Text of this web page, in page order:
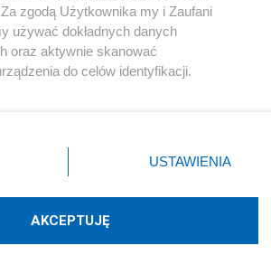
Instagram Youtube
dostarcza:W3media.pl
Za zgodą Użytkownika my i Zaufani
używać dokładnych danych
oraz aktywnie skanować
do celów identyfikacji.
przycisk ustawień prywatności
dolnym rogu strony
danych nie wymagają zgody
prawo sprzeciwić się takiemu
USTAWIENIA
AKCEPTUJĘ